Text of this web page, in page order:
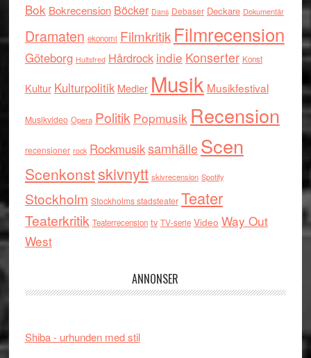
Bok Bokrecension Böcker Dans Debaser Deckare Dokumentär
Dramaten ekonomi Filmkritik Filmrecension
Göteborg Hultsfred Hårdrock indie Konserter Konst
Kultur Kulturpolitik Medier Musik Musikfestival
Musikvideo Opera Politik Popmusik Recension
recensioner rock RockmusiksamhälleScen
Scenkonstskivnytt skivrecension Spotify
Stockholm Stockholms stadsteater Teater
Teaterkritik Teaterrecension tv TV-serie Video Way Out
West
ANNONSER
Shiba - urhunden med stil